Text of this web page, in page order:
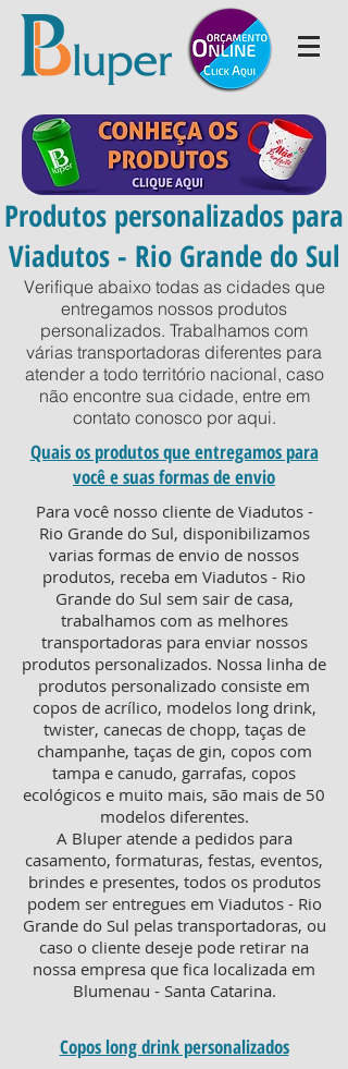
Produtos personalizados para
Viadutos - Rio Grande do Sul
Verifique abaixo todas as cidades que
entregamos nossos produtos
personalizados. Trabalhamos com
várias transportadoras diferentes para
atender a todo território nacional, caso
não encontre sua cidade, entre em
contato conosco por aqui.
Para você nosso cliente de Viadutos -
Rio Grande do Sul, disponibilizamos
varias formas de envio de nossos
produtos, receba em Viadutos - Rio
Grande do Sul sem sair de casa,
trabalhamos com as melhores
transportadoras para enviar nossos
produtos personalizados. Nossa linha de
produtos personalizado consiste em
copos de acrílico, modelos long drink,
twister, canecas de chopp, taças de
champanhe, taças de gin, copos com
tampa e canudo, garrafas, copos
ecológicos e muito mais, são mais de 50
modelos diferentes.
A Bluper atende a pedidos para
casamento, formaturas, festas, eventos,
brindes e presentes, todos os produtos
podem ser entregues em Viadutos - Rio
Grande do Sul pelas transportadoras, ou
caso o cliente deseje pode retirar na
nossa empresa que fica localizada em
Blumenau - Santa Catarina.
Quais os produtos que entregamos para
você e suas formas de envio
Copos long drink personalizados